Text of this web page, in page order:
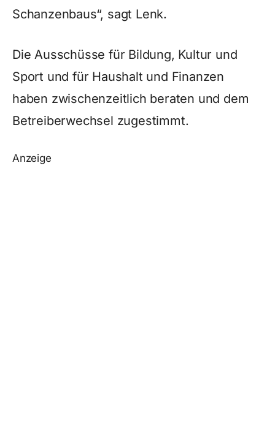
Schanzenbaus“, sagt Lenk.
Die Ausschüsse für Bildung, Kultur und
Sport und für Haushalt und Finanzen
haben zwischenzeitlich beraten und dem
Betreiberwechsel zugestimmt.
Anzeige